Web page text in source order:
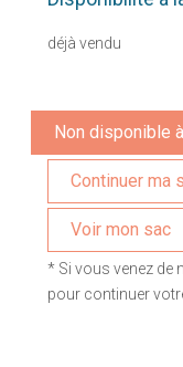
déjà vendu
Non disponible
Voir mon sac
* Si vous venez de
pour continuer